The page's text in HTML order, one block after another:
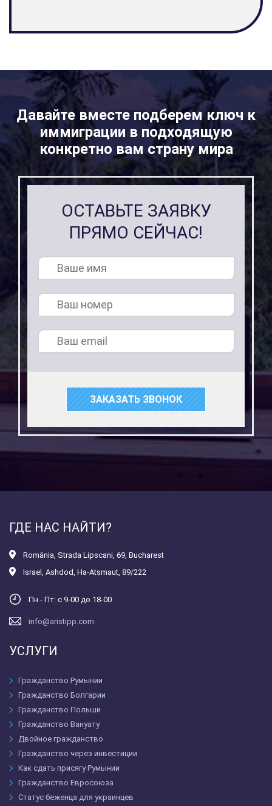
Давайте вместе подберем ключ к
иммиграции в подходящую
конкретно вам страну мира
ОСТАВЬТЕ ЗАЯВКУ
ПРЯМО СЕЙЧАС!
ЗАКАЗАТЬ ЗВОНОК
ГДЕ НАС НАЙТИ?
România Strada Lipscani, 69, Bucharest
Israel Ashdod, Ha-Atsmaut, 89/222
Пн - Пт: с 9-00 до 18-00
info@aristipp.com
УСЛУГИ
Гражданство Румынии
Гражданство Болгарии
Гражданство Польши
Гражданство Вануату
Двойное гражданство
Гражданство через инвестиции
Как сдать присягу Румынии
Гражданство Евросоюза
Статус беженца для украинцев